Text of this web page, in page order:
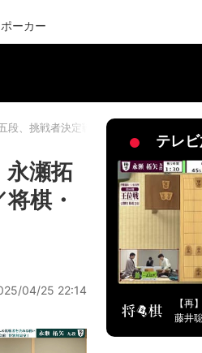
ポーカー
、挑戦者決定戦で激突／将棋・棋聖戦
瀬拓
棋・
04/25 22:14
テレ
【再
藤井